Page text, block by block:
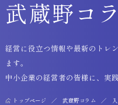
武蔵野コ
トップページ 武蔵野コラム
経営に役立つ情報や最新のトレ
ます。
中小企業の経営者の皆様に、実